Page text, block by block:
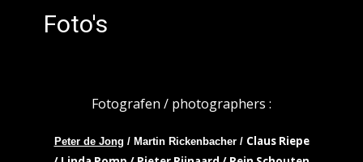
Foto's
Fotografen / photographers :
Peter de Jong / Martin Rickenbacher / Claus Riepe